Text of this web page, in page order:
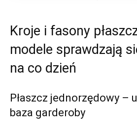
Kroje i fasony
modele sprawdzają
na co dzień
Płaszcz jednorzędowy –
baza garderoby